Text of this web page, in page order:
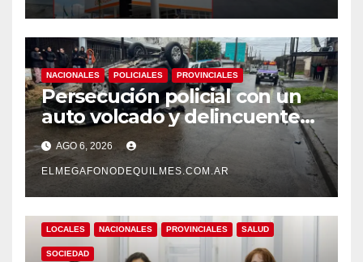
NACIONALES POLICIALES PROVINCIALES
Persecución policial con un
auto volcado y delincuentes
detenidos en San Francisco
Solano
AGO 6, 2026
ELMEGAFONODEQUILMES.COM.AR
LOCALES NACIONALES PROVINCIALES SALUD
SOCIEDAD